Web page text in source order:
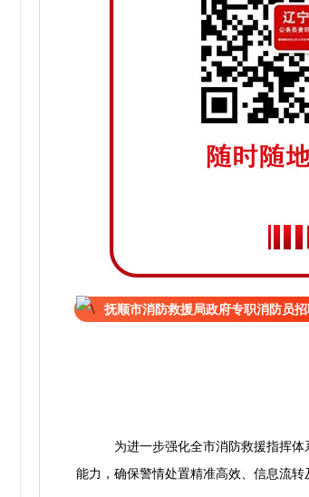
抚顺市消防救援局政府专职消防员
为进一步强化全市消防救援指挥体
能力，确保警情处置精准高效、信息流